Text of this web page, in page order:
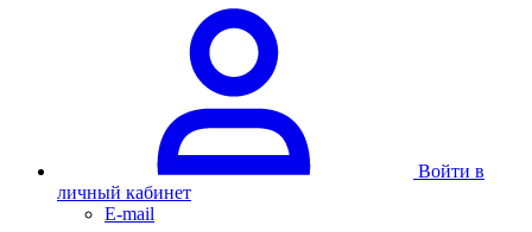
Войти в
личный кабинет
E-mail